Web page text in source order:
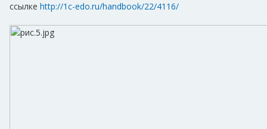
ссылке http://1c-edo.ru/handbook/22/4116/